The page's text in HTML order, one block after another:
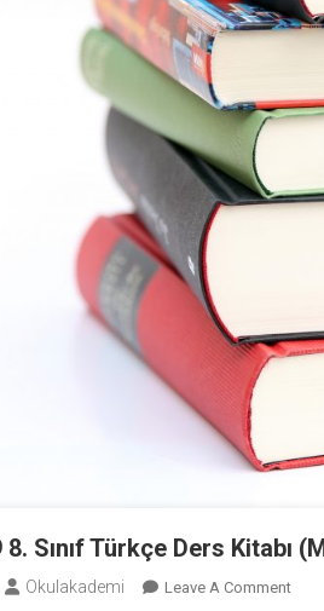
Sınıf Türkçe Ders Kitabı
Okulakademi Leave A CommentOn